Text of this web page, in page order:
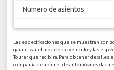
Numero de asientos
Las especificaciones que se muestran son
garantizar el modelo de vehículo y las
Tourer que recibirá. Para obtener detalles
compañía de alquiler de automóviles dada